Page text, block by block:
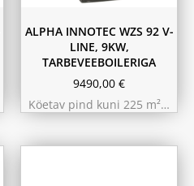
ALPHA INNOTEC WZS 92 V-
LINE, 9KW,
TARBEVEEBOILERIGA
9490,00 €
Köetav pind kuni 225 m²…